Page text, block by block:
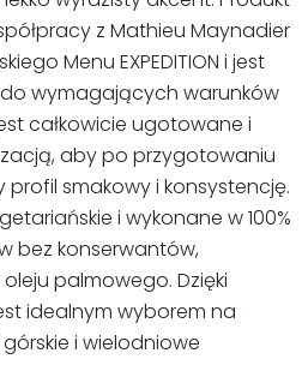
z Mathieu Maynadier
Menu EXPEDITION i jest
wymagających warunków
całkowicie ugotowane i
aby po przygotowaniu
smakowy i konsystencję.
i wykonane w 100%
bez konserwantów,
palmowego. Dzięki
idealnym wyborem na
i wielodniowe